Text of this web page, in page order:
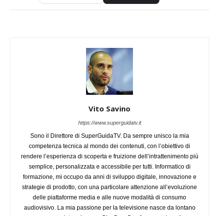
Vito Savino
https://www.superguidatv.it
Sono il Direttore di SuperGuidaTV. Da sempre unisco la mia
competenza tecnica al mondo dei contenuti, con l’obiettivo di
rendere l’esperienza di scoperta e fruizione dell’intrattenimento più
semplice, personalizzata e accessibile per tutti. Informatico di
formazione, mi occupo da anni di sviluppo digitale, innovazione e
strategie di prodotto, con una particolare attenzione all’evoluzione
delle piattaforme media e alle nuove modalità di consumo
audiovisivo. La mia passione per la televisione nasce da lontano